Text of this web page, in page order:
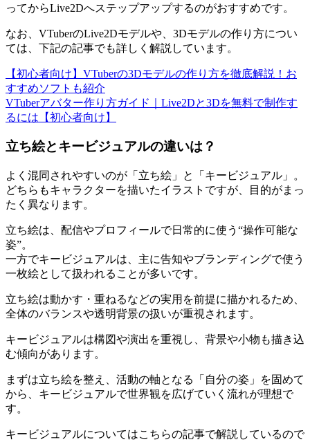
ってからLive2Dへステップアップするのがおすすめです。
なお、VTuberのLive2Dモデルや、3Dモデルの作り方につい
ては、下記の記事でも詳しく解説しています。
【初心者向け】VTuberの3Dモデルの作り方を徹底解説！お
すすめソフトも紹介
VTuberアバター作り方ガイド｜Live2Dと3Dを無料で制作す
るには【初心者向け】
立ち絵とキービジュアルの違いは？
よく混同されやすいのが「立ち絵」と「キービジュアル」。
どちらもキャラクターを描いたイラストですが、目的がまっ
たく異なります。
立ち絵は、配信やプロフィールで日常的に使う“操作可能な
姿”。
一方でキービジュアルは、主に告知やブランディングで使う
一枚絵として扱われることが多いです。
立ち絵は動かす・重ねるなどの実用を前提に描かれるため、
全体のバランスや透明背景の扱いが重視されます。
キービジュアルは構図や演出を重視し、背景や小物も描き込
む傾向があります。
まずは立ち絵を整え、活動の軸となる「自分の姿」を固めて
から、キービジュアルで世界観を広げていく流れが理想で
す。
キービジュアルについてはこちらの記事で解説しているので